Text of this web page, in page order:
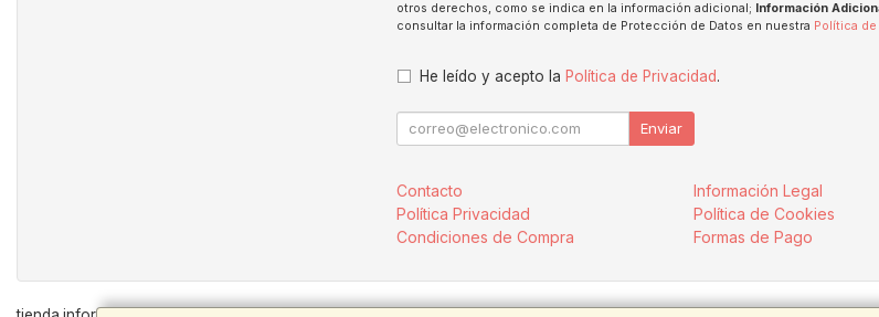
otros derechos, como se indica en la información adicional;
Información
consultar la información completa de Protección de Datos en nuestra Política
He leído y acepto la Política de Privacidad.
Enviar
Contacto
Información Legal
Política Privacidad
Política de Cookies
Condiciones de Compra
Formas de Pago